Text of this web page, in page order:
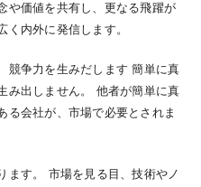
や価値を共有し、更なる飛躍が
内外に発信します。
争力を生みだします 簡単に真
み出しません。 他者が簡単に真
る会社が、市場で必要とされま
す。 市場を見る目、技術やノ